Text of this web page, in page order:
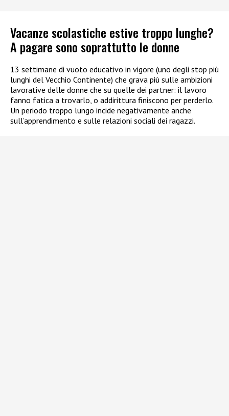
Vacanze scolastiche estive troppo lunghe?
A pagare sono soprattutto le donne
13 settimane di vuoto educativo in vigore (uno degli stop più
lunghi del Vecchio Continente) che grava più sulle ambizioni
lavorative delle donne che su quelle dei partner: il lavoro
fanno fatica a trovarlo, o addirittura finiscono per perderlo.
Un periodo troppo lungo incide negativamente anche
sull’apprendimento e sulle relazioni sociali dei ragazzi.